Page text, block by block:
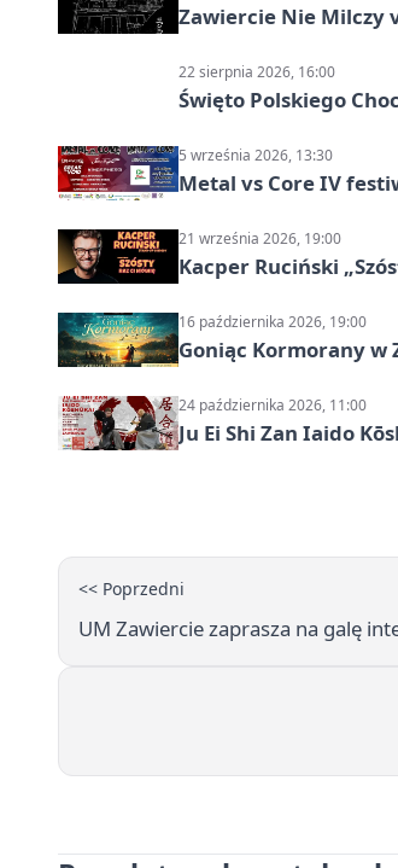
Zawiercie Nie Milczy
22 sierpnia 2026, 16:00
Święto Polskiego
5 września 2026, 13:30
Metal vs Core IV
21 września 2026, 19:00
Kacper Ruciński
16 października 2026, 19:00
Goniąc Kormorany
24 października 2026, 11:00
Ju Ei Shi Zan Iaido
<< Poprzedni
UM Zawiercie zaprasza na galę